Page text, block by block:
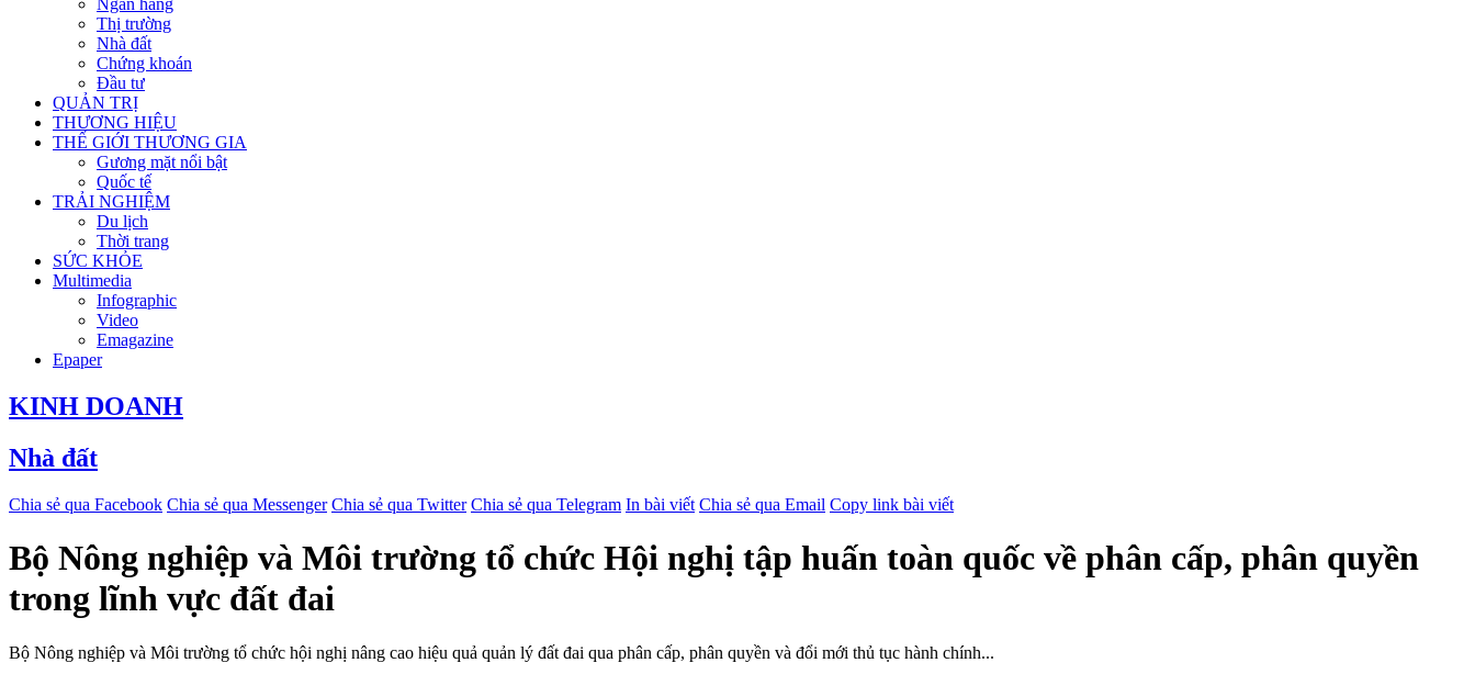
Ngân hàng
Thị trường
Nhà đất
Chứng khoán
Đầu tư
QUẢN TRỊ
THƯƠNG HIỆU
THẾ GIỚI THƯƠNG GIA
Gương mặt nổi bật
Quốc tế
TRẢI NGHIỆM
Du lịch
Thời trang
SỨC KHỎE
Multimedia
Infographic
Video
Emagazine
Epaper
KINH DOANH
Nhà đất
Chia sẻ qua Facebook Chia sẻ qua Messenger Chia sẻ qua Twitter Chia sẻ qua Telegram In bài viết Chia sẻ qua Email Copy link bài viết
Bộ Nông nghiệp và Môi trường tổ chức Hội nghị tập huấn toàn quốc về phân cấp, phân quyền
trong lĩnh vực đất đai
Bộ Nông nghiệp và Môi trường tổ chức hội nghị nâng cao hiệu quả quản lý đất đai qua phân cấp, phân quyền và đổi mới thủ tục hành chính...